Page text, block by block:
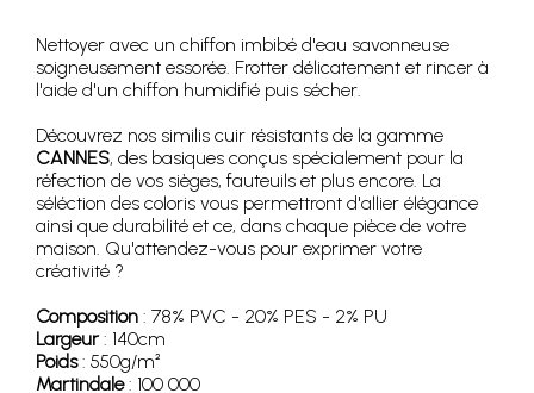
Nettoyer avec un chiffon imbibé d'eau savonneuse
soigneusement essorée. Frotter délicatement et rincer à
l'aide d'un chiffon humidifié puis sécher.
Découvrez nos similis cuir résistants de la gamme
CANNES, des basiques conçus spécialement pour la
réfection de vos sièges, fauteuils et plus encore. La
séléction des coloris vous permettront d'allier élégance
ainsi que durabilité et ce, dans chaque pièce de votre
maison. Qu'attendez-vous pour exprimer votre
créativité ?
Composition : 78% PVC - 20% PES - 2% PU
Largeur: 140cm
Poids: 550g/m²
Martindale: 100 000